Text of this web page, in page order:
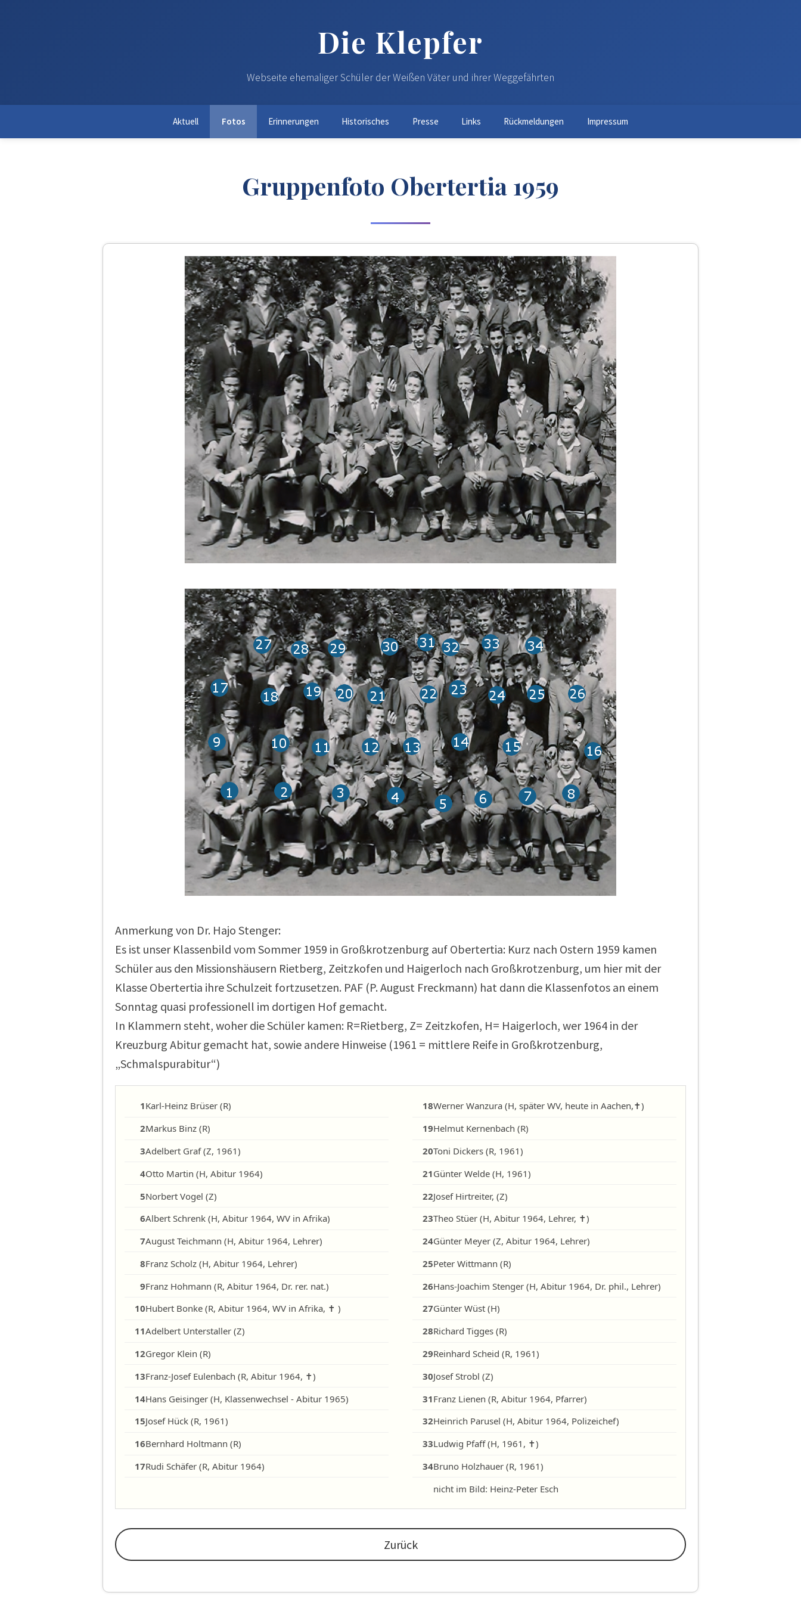
Die Klepfer
Webseite ehemaliger Schüler der Weißen Väter und ihrer Weggefährten
Aktuell Fotos Erinnerungen Historisches Presse Links Rückmeldungen Impressum
Gruppenfoto Obertertia 1959
Anmerkung von Dr. Hajo Stenger:
Es ist unser Klassenbild vom Sommer 1959 in Großkrotzenburg auf Obertertia: Kurz nach Ostern 1959 kamen
Schüler aus den Missionshäusern Rietberg, Zeitzkofen und Haigerloch nach Großkrotzenburg, um hier mit der
Klasse Obertertia ihre Schulzeit fortzusetzen. PAF (P. August Freckmann) hat dann die Klassenfotos an einem
Sonntag quasi professionell im dortigen Hof gemacht.
In Klammern steht, woher die Schüler kamen: R=Rietberg, Z= Zeitzkofen, H= Haigerloch, wer 1964 in der
Kreuzburg Abitur gemacht hat, sowie andere Hinweise (1961 = mittlere Reife in Großkrotzenburg,
„Schmalspurabitur“)
1Karl-Heinz Brüser (R)
2Markus Binz (R)
3Adelbert Graf (Z, 1961)
4Otto Martin (H, Abitur 1964)
5Norbert Vogel (Z)
6Albert Schrenk (H, Abitur 1964, WV in Afrika)
7
August Teichmann (H, Abitur 1964, Lehrer)
8Franz Scholz (H, Abitur 1964, Lehrer)
9Franz Hohmann (R, Abitur 1964, Dr. rer. nat.)
10Hubert Bonke (R, Abitur 1964, WV in Afrika, ✝ )
11Adelbert Unterstaller (Z)
12Gregor Klein (R)
13Franz-Josef Eulenbach (R, Abitur 1964, ✝)
14Hans Geisinger (H, Klassenwechsel - Abitur 1965)
15Josef Hück (R, 1961)
16Bernhard Holtmann (R)
17Rudi Schäfer (R, Abitur 1964)
18Werner Wanzura (H, später WV, heute in Aachen,✝)
19Helmut Kernenbach (R)
20Toni Dickers (R, 1961)
21Günter Welde (H, 1961)
22Josef Hirtreiter, (Z)
23
Theo Stüer (H, Abitur 1964, Lehrer, ✝)
24Günter Meyer (Z, Abitur 1964, Lehrer)
25Peter Wittmann (R)
26Hans-Joachim Stenger (H, Abitur 1964, Dr. phil., Lehrer)
27Günter Wüst (H)
28Richard Tigges (R)
29Reinhard Scheid (R, 1961)
30Josef Strobl (Z)
31Franz Lienen (R, Abitur 1964, Pfarrer)
32Heinrich Parusel (H, Abitur 1964, Polizeichef)
33Ludwig Pfaff (H, 1961, ✝)
34Bruno Holzhauer (R, 1961)
nicht im Bild: Heinz-Peter Esch
Zurück